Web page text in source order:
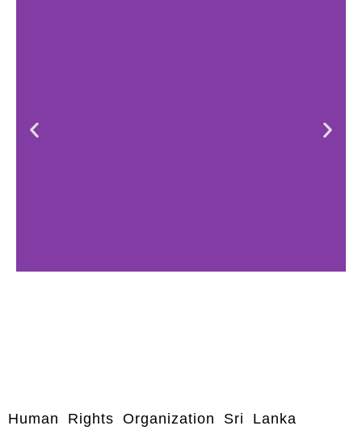
Human Rights Organization Sri Lanka